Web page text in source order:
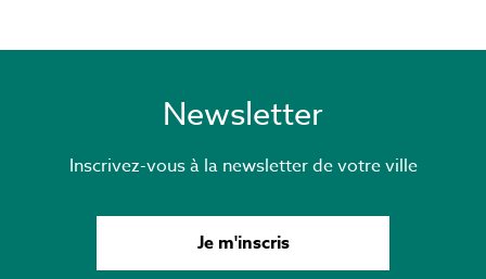
Newsletter
Inscrivez-vous à la newsletter de votre ville
Je m'inscris